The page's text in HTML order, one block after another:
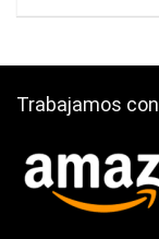
Trabajamos con